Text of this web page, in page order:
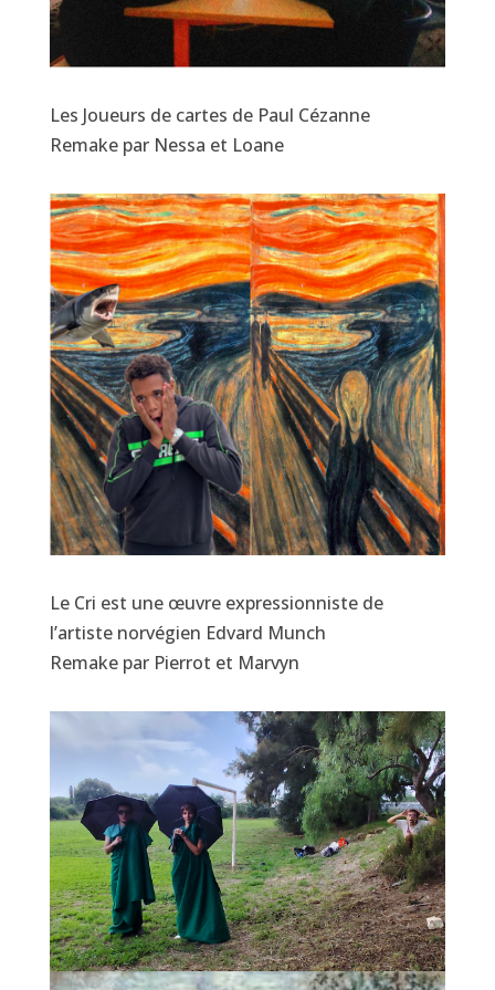
Les Joueurs de cartes de Paul Cézanne
Remake par Nessa et Loane
Le Cri est une œuvre expressionniste de
l’artiste norvégien Edvard Munch
Remake par Pierrot et Marvyn